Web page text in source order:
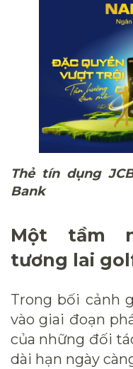
Thẻ tín dụng
Bank
Một tầm
tương lai
Trong bối cảnh
vào giai đoạn
của những đối
dài hạn ngày